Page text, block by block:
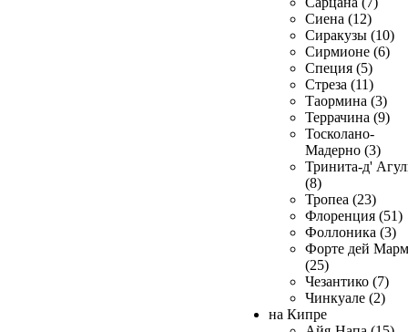
Сиена (12)
Сиракузы (10)
Сирмионе (6)
Специя (5)
Стреза (11)
Таормина (3)
Террачина (9)
Тосколано-
Мадерно (3)
Тринита-д'
(8)
Тропеа (23)
Флоренция (51)
Фоллоника (3)
Форте дей
(25)
Чезантико (7)
Чинкуале (2)
на Кипре